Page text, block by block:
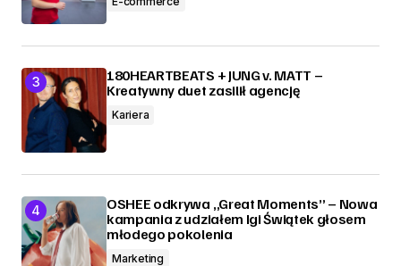
180HEARTBEATS + JUNG v. MATT –
Kreatywny duet zasilił agencję
Kariera
OSHEE odkrywa „Great Moments” – Nowa
kampania z udziałem Igi Świątek głosem
młodego pokolenia
Marketing